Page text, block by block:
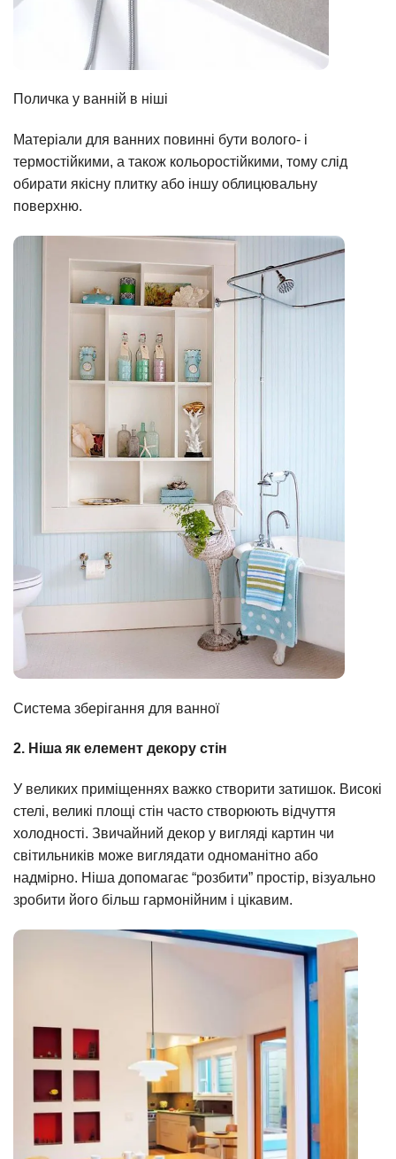
Поличка у ванній в ніші
Матеріали для ванних повинні бути волого- і
термостійкими, а також кольоростійкими, тому слід
обирати якісну плитку або іншу облицювальну
поверхню.
Система зберігання для ванної
2. Ніша як елемент декору стін
У великих приміщеннях важко створити затишок. Високі
стелі, великі площі стін часто створюють відчуття
холодності. Звичайний декор у вигляді картин чи
світильників може виглядати одноманітно або
надмірно. Ніша допомагає “розбити” простір, візуально
зробити його більш гармонійним і цікавим.